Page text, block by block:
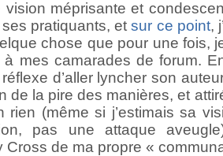
vision méprisante et
pratiquants, etsur ce point,
chose que pour une fois,
à mes camarades de forum.
réflexe d’aller lyncher son
de la pire des manières, et
rien (même si j’estimais sa
pas une attaque
Cross de ma propre «